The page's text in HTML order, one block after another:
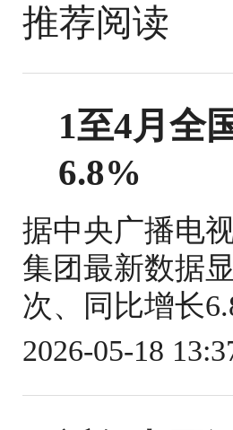
推荐阅读
1至4月全
6.8%
据中央广播电
集团最新数据
次、同比增长
2026-05-18